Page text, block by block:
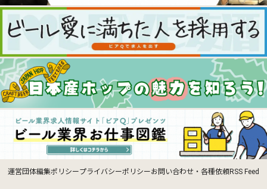
運営団体編集ポリシープライバシーポリシーお問い合わせ・各種依頼RSS Feed